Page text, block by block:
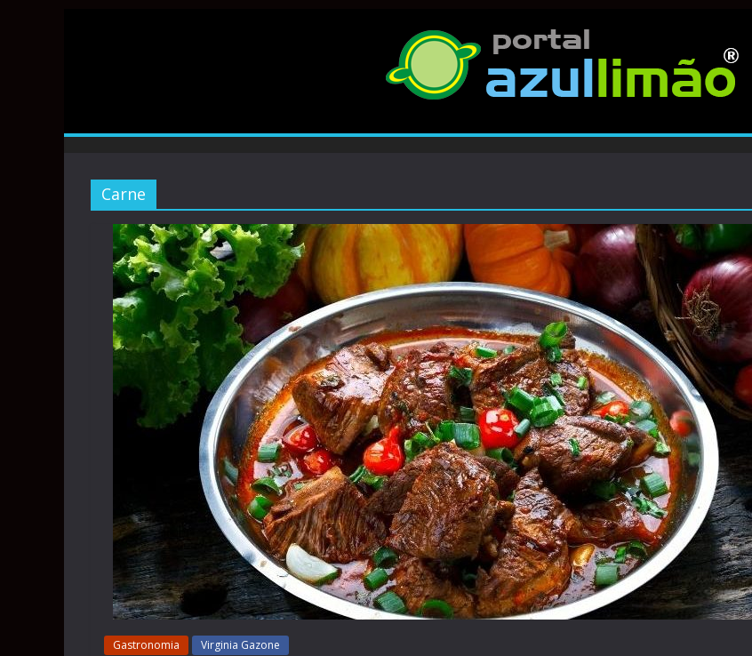
Carne
Gastronomia Virginia Gazone